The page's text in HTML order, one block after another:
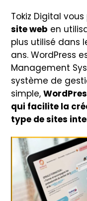
Tokiz Digital
site web en
plus utilisé dans
ans. WordPress
Management
système de
simple,
qui facilite la
type de sites